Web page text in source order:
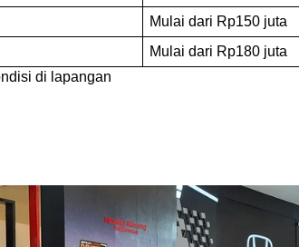
Mulai dari Rp150 juta
Mulai dari Rp180 juta
di lapangan